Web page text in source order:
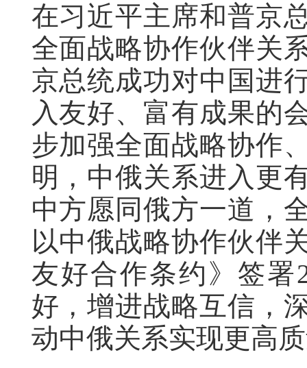
在习近平主席和普京
全面战略协作伙伴关
京总统成功对中国进
入友好、富有成果的
步加强全面战略协作
明，中俄关系进入更
中方愿同俄方一道，
以中俄战略协作伙伴
友好合作条约》签署
好，增进战略互信，
动中俄关系实现更高